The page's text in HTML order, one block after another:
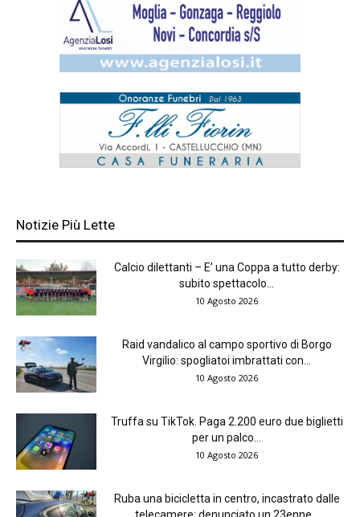
Notizie Più Lette
Calcio dilettanti – E’ una Coppa a tutto derby:
subito spettacolo...
10 Agosto 2026
Raid vandalico al campo sportivo di Borgo
Virgilio: spogliatoi imbrattati con...
10 Agosto 2026
Truffa su TikTok. Paga 2.200 euro due biglietti
per un palco...
10 Agosto 2026
Ruba una bicicletta in centro, incastrato dalle